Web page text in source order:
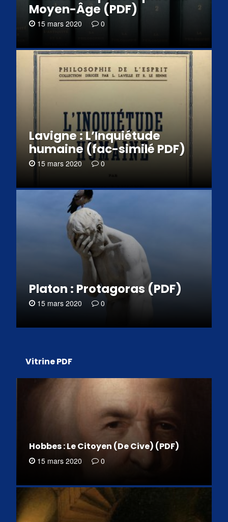
Moyen-Âge (PDF)
15 mars 2020 0
Lavigne : L’Inquiétude
humaine (fac-similé PDF)
15 mars 2020 0
Platon : Protagoras (PDF)
15 mars 2020 0
Vitrine PDF
Hobbes : Le Citoyen (De Cive) (PDF)
15 mars 2020 0